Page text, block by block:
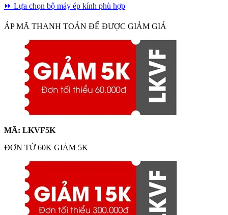
⏩ Lựa chọn bộ máy ép kính phù hợp
ÁP MÃ THANH TOÁN ĐỂ ĐƯỢC GIẢM GIÁ
MÃ: LKVF5K
ĐƠN TỪ 60K GIẢM 5K